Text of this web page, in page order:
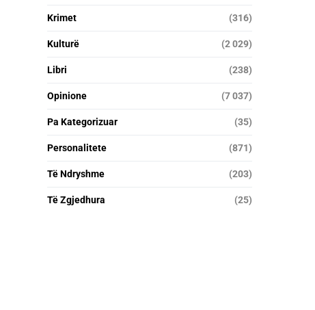
Krimet (316)
Kulturë (2 029)
Libri (238)
Opinione (7 037)
Pa Kategorizuar (35)
Personalitete (871)
Të Ndryshme (203)
Të Zgjedhura (25)